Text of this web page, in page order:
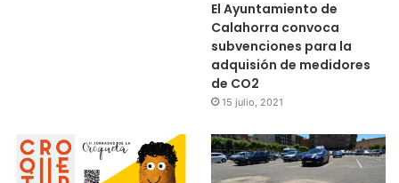
El Ayuntamiento de
Calahorra convoca
subvenciones para la
adquisión de medidores
de CO2
15 julio, 2021